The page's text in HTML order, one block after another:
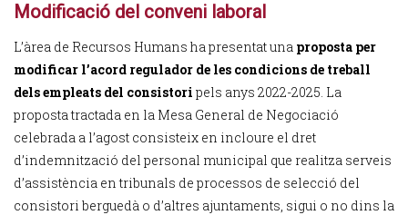
Modificació del conveni laboral
L’àrea de Recursos Humans ha presentat una proposta per
modificar l’acord regulador de les condicions de treball
dels empleats del consistori pels anys 2022-2025. La
proposta tractada en la Mesa General de Negociació
celebrada a l’agost consisteix en incloure el dret
d’indemnització del personal municipal que realitza serveis
d’assistència en tribunals de processos de selecció del
consistori berguedà o d’altres ajuntaments, sigui o no dins la